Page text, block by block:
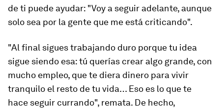
de ti puede ayudar: "Voy a seguir adelante, aunque
solo sea por la gente que me está criticando".
"Al final sigues trabajando duro porque tu idea
sigue siendo esa: tú querías crear algo grande, con
mucho empleo, que te diera dinero para vivir
tranquilo el resto de tu vida… Eso es lo que te
hace seguir currando", remata. De hecho,